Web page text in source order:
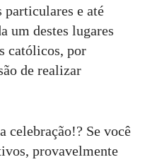
particulares e até
um destes lugares
católicos, por
de realizar
celebração!? Se você
provavelmente